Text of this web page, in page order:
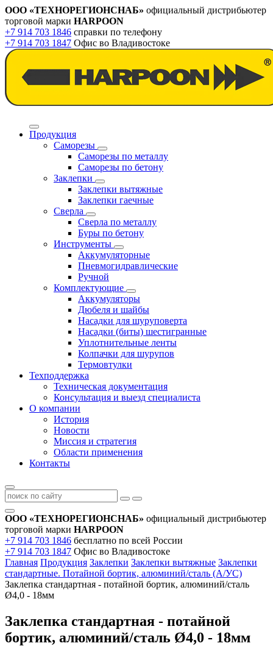
ООО «ТЕХНОРЕГИОНСНАБ» официальный дистрибьютер
торговой марки HARPOON
+7 914 703 1846 справки по телефону
+7 914 703 1847 Офис во Владивостоке
Продукция
Саморезы
Саморезы по металлу
Саморезы по бетону
Заклепки
Заклепки вытяжные
Заклепки гаечные
Сверла
Сверла по металлу
Буры по бетону
Инструменты
Аккумуляторные
Пневмогидравлические
Ручной
Комплектующие
Аккумуляторы
Дюбеля и шайбы
Насадки для шуруповерта
Насадки (биты) шестигранные
Уплотнительные ленты
Колпачки для шурупов
Термовтулки
Техподдержка
Техническая документация
Консультация и выезд специалиста
О компании
История
Новости
Миссия и стратегия
Области применения
Контакты
ООО «ТЕХНОРЕГИОНСНАБ» официальный дистрибьютер
торговой марки HARPOON
+7 914 703 1846 бесплатно по всей России
+7 914 703 1847 Офис во Владивостоке
Главная Продукция Заклепки Заклепки вытяжные Заклепки
стандартные. Потайной бортик, алюминий/сталь (А/УС)
Заклепка стандартная - потайной бортик, алюминий/сталь
Ø4,0 - 18мм
Заклепка стандартная - потайной
бортик, алюминий/сталь Ø4,0 - 18мм